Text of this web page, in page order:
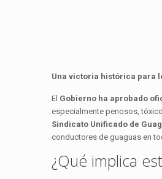
Una victoria histórica para
El Gobierno ha aprobado
especialmente penosos,
Sindicato Unificado de
conductores de guaguas en
¿Qué implica